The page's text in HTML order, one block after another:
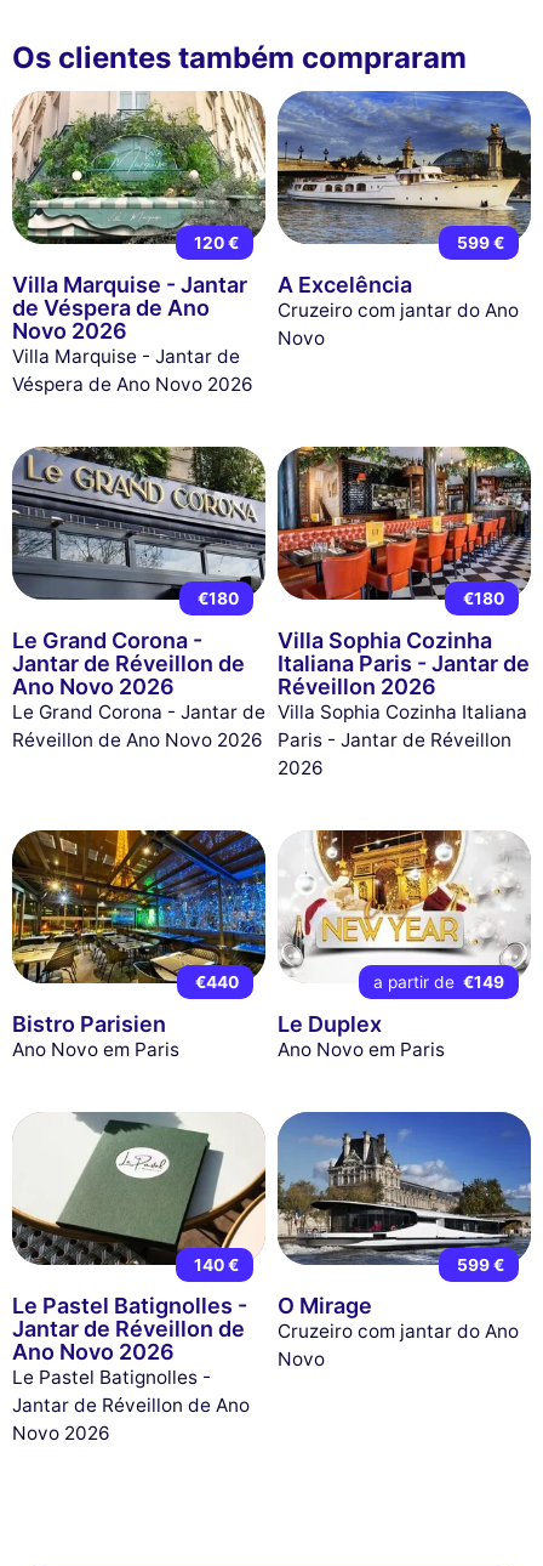
Os clientes também compraram
120 €
Villa Marquise - Jantar
de Véspera de Ano
Novo 2026
Villa Marquise - Jantar de
Véspera de Ano Novo 2026
599 €
A Excelência
Cruzeiro com jantar do Ano
Novo
€180
Le Grand Corona -
Jantar de Réveillon de
Ano Novo 2026
Le Grand Corona - Jantar de
Réveillon de Ano Novo 2026
€180
Villa Sophia Cozinha
Italiana Paris - Jantar de
Réveillon 2026
Villa Sophia Cozinha Italiana
Paris - Jantar de Réveillon
2026
€440
Bistro Parisien
Ano Novo em Paris
a partir de €149
Le Duplex
Ano Novo em Paris
140 €
Le Pastel Batignolles -
Jantar de Réveillon de
Ano Novo 2026
Le Pastel Batignolles -
Jantar de Réveillon de Ano
Novo 2026
599 €
O Mirage
Cruzeiro com jantar do Ano
Novo